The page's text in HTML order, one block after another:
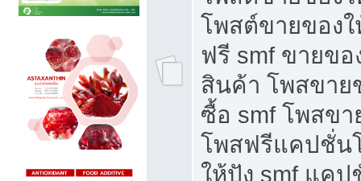
โพสต์ขายของ
ฟรี smf ขายข
สินค้า โพสขาย
ซื้อ smf โพสข
โพสฟรีแคปชั่น
ให้ปัง smf แค